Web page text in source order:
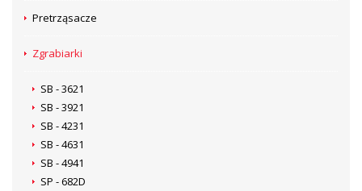
Pretrząsacze
Zgrabiarki
SB - 3621
SB - 3921
SB - 4231
SB - 4631
SB - 4941
SP - 682D